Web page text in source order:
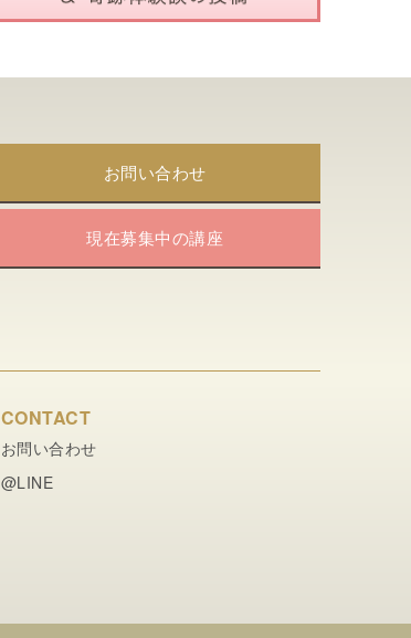
お問い合わせ
現在募集中の講座
CONTACT
お問い合わせ
@LINE